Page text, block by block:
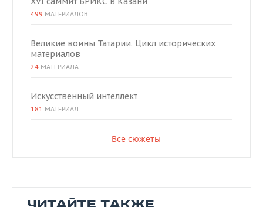
499 МАТЕРИАЛОВ
Великие воины Татарии. Цикл исторических
материалов
24 МАТЕРИАЛА
Искусственный интеллект
181 МАТЕРИАЛ
Все сюжеты